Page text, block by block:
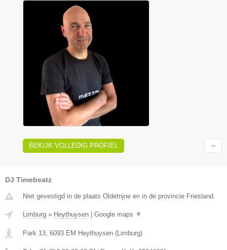
BEKIJK VOLLEDIG PROFIEL
DJ Timebeatz
Niet gevestigd in de plaats Oldetrijne en in de provincie Friesland.
Limburg » Heythuysen Google maps ▼
Park 13, 6093 EM Heythuysen (Limburg)